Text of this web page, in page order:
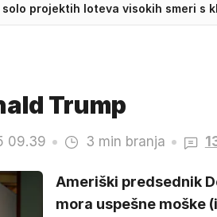
solo projektih loteva visokih smeri s
Trump
09.39 3 min branja
Ameriški predsednik
mora uspešne moške